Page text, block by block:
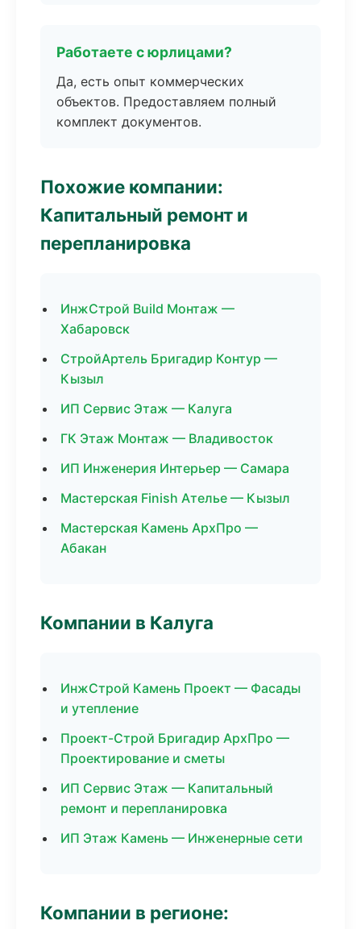
Работаете с юрлицами?
Да, есть опыт коммерческих
объектов. Предоставляем полный
комплект документов.
Похожие компании:
Капитальный ремонт и
перепланировка
ИнжСтрой Build Монтаж —
Хабаровск
СтройАртель Бригадир Контур —
Кызыл
ИП Сервис Этаж — Калуга
ГК Этаж Монтаж — Владивосток
ИП Инженерия Интерьер — Самара
Мастерская Finish Ателье — Кызыл
Мастерская Камень АрхПро —
Абакан
Компании в Калуга
ИнжСтрой Камень Проект — Фасады
и утепление
Проект-Строй Бригадир АрхПро —
Проектирование и сметы
ИП Сервис Этаж — Капитальный
ремонт и перепланировка
ИП Этаж Камень — Инженерные сети
Компании в регионе: